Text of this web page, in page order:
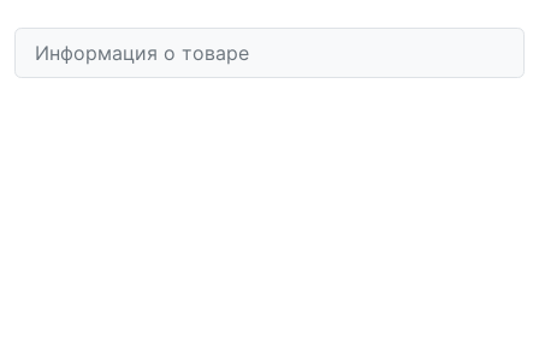
Информация о товаре